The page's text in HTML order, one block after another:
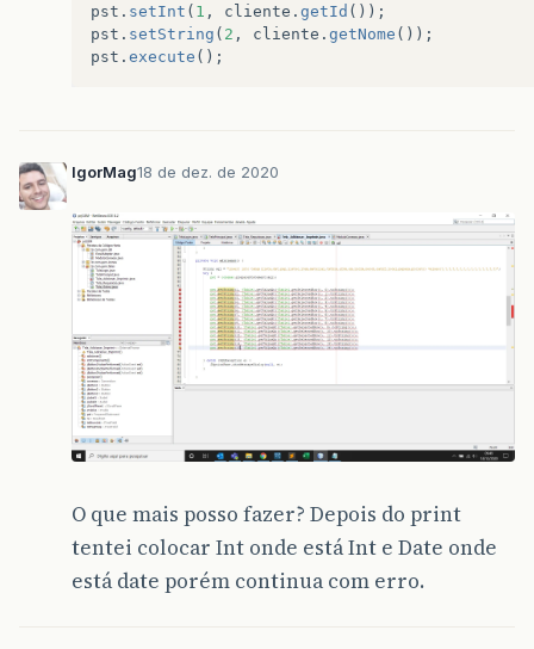
pst . setInt ( 1 , cliente . getId ());
pst . setString ( 2 , cliente . getNome ());
pst . execute ();
IgorMag18 de dez. de 2020
O que mais posso fazer? Depois do print
tentei colocar Int onde está Int e Date onde
está date porém continua com erro.